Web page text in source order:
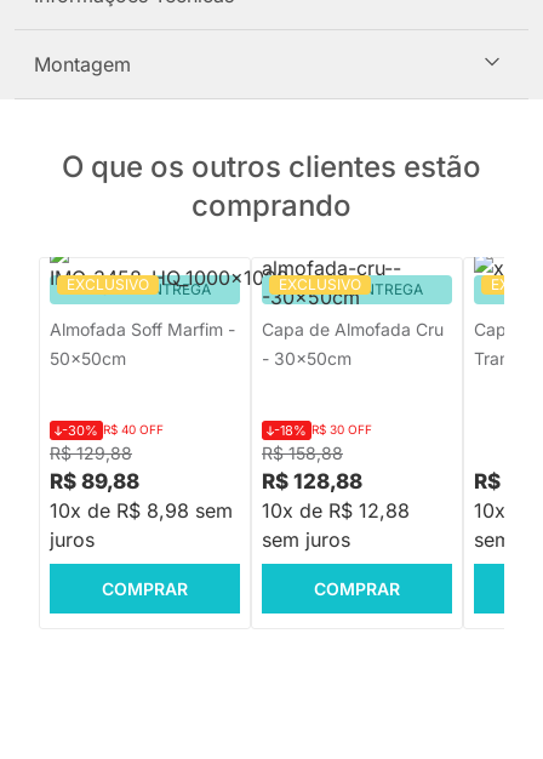
Montagem
O que os outros clientes estão
comprando
EXCLUSIVO
PRONTA ENTREGA
Almofada Soff Marfim -
50x50cm
R$ 129,88
-30% R$ 40 OFF
R$ 89,88
10x de R$ 8,98 sem
juros
COMPRAR
EXCLUSIVO
PRONTA ENTREGA
Capa de Almofada Cru
- 30x50cm
R$ 158,88
-18% R$ 30 OFF
R$ 128,88
10x de R$ 12,88
sem juros
COMPRAR
Capa
Trama
R$
10x de
sem